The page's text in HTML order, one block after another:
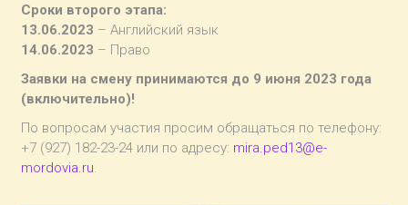
Сроки второго этапа:
13.06.2023 – Английский язык
14.06.2023 – Право
Заявки на смену принимаются до 9 июня 2023 года
(включительно)!
По вопросам участия просим обращаться по телефону:
+7 (927) 182-23-24 или по адресу: mira.ped13@e-
mordovia.ru.